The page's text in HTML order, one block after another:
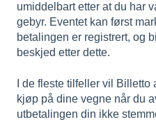
umiddelbart etter at du har
gebyr. Eventet kan først
betalingen er registrert, og
beskjed etter dette.
I de fleste tilfeller vil
kjøp på dine vegne når du
utbetalingen din ikke